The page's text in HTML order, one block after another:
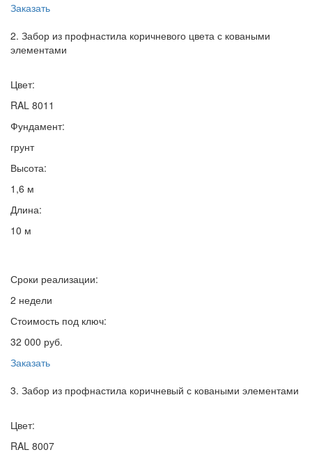
Заказать
2. Забор из профнастила коричневого цвета с коваными
элементами
Цвет:
RAL 8011
Фундамент:
грунт
Высота:
1,6 м
Длина:
10 м
Сроки реализации:
2 недели
Стоимость под ключ:
32 000 руб.
Заказать
3. Забор из профнастила коричневый с коваными элементами
Цвет:
RAL 8007